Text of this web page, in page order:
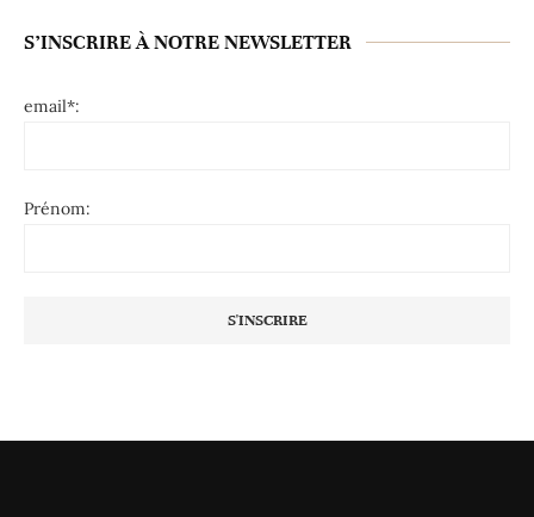
S’INSCRIRE À NOTRE NEWSLETTER
email*:
Prénom: